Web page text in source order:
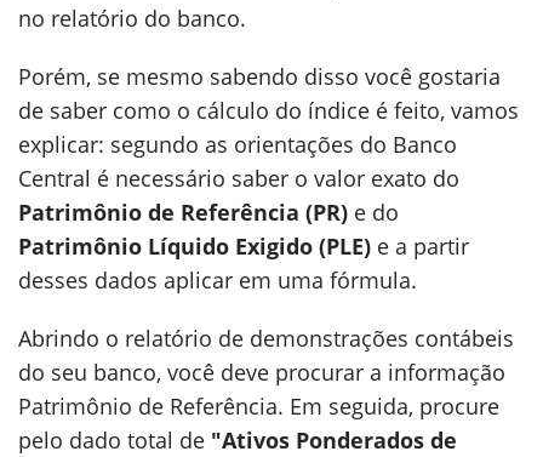
no relatório do banco.
Porém, se mesmo sabendo disso você gostaria
de saber como o cálculo do índice é feito, vamos
explicar: segundo as orientações do Banco
Central é necessário saber o valor exato do
Patrimônio de Referência (PR) e do
Patrimônio Líquido Exigido (PLE) e a partir
desses dados aplicar em uma fórmula.
Abrindo o relatório de demonstrações contábeis
do seu banco, você deve procurar a informação
Patrimônio de Referência. Em seguida, procure
pelo dado total de "Ativos Ponderados de